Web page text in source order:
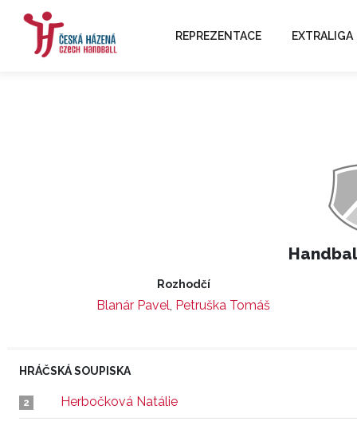
REPREZENTACE EXTRALIGA
Rozhodčí
Blanár Pavel, Petruška Tomáš
HRÁČSKÁ SOUPISKA
2 Herbočková Natálie